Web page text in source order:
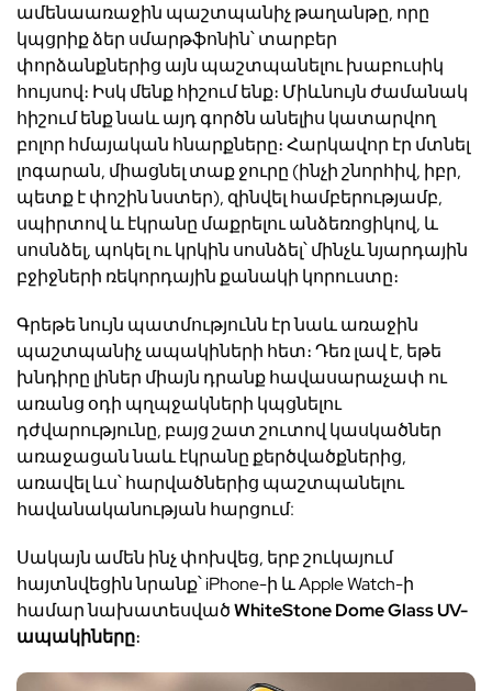
ամենաառաջին պաշտպանիչ թաղանթը, որը
կպցրիք ձեր սմարթֆոնին՝ տարբեր
փորձանքներից այն պաշտպանելու խաբուսիկ
հույսով։ Իսկ մենք հիշում ենք։ Միևնույն ժամանակ
հիշում ենք նաև այդ գործն անելիս կատարվող
բոլոր հմայական հնարքները։ Հարկավոր էր մտնել
լոգարան, միացնել տաք ջուրը (ինչի շնորհիվ, իբր,
պետք է փոշին նստեր), զինվել համբերությամբ,
սպիրտով և էկրանը մաքրելու անձեռոցիկով, և
սոսնձել, պոկել ու կրկին սոսնձել՝ մինչև նյարդային
բջիջների ռեկորդային քանակի կորուստը։
Գրեթե նույն պատմությունն էր նաև առաջին
պաշտպանիչ ապակիների հետ։ Դեռ լավ է, եթե
խնդիրը լիներ միայն դրանք հավասարաչափ ու
առանց օդի պղպջակների կպցնելու
դժվարությունը, բայց շատ շուտով կասկածներ
առաջացան նաև էկրանը քերծվածքներից,
առավել ևս՝ հարվածներից պաշտպանելու
հավանականության հարցում:
Սակայն ամեն ինչ փոխվեց, երբ շուկայում
հայտնվեցին նրանք՝iPhone-ի ևApple Watch-ի
համար նախատեսվածWhiteStone Dome GlassUV-
ապակիները։